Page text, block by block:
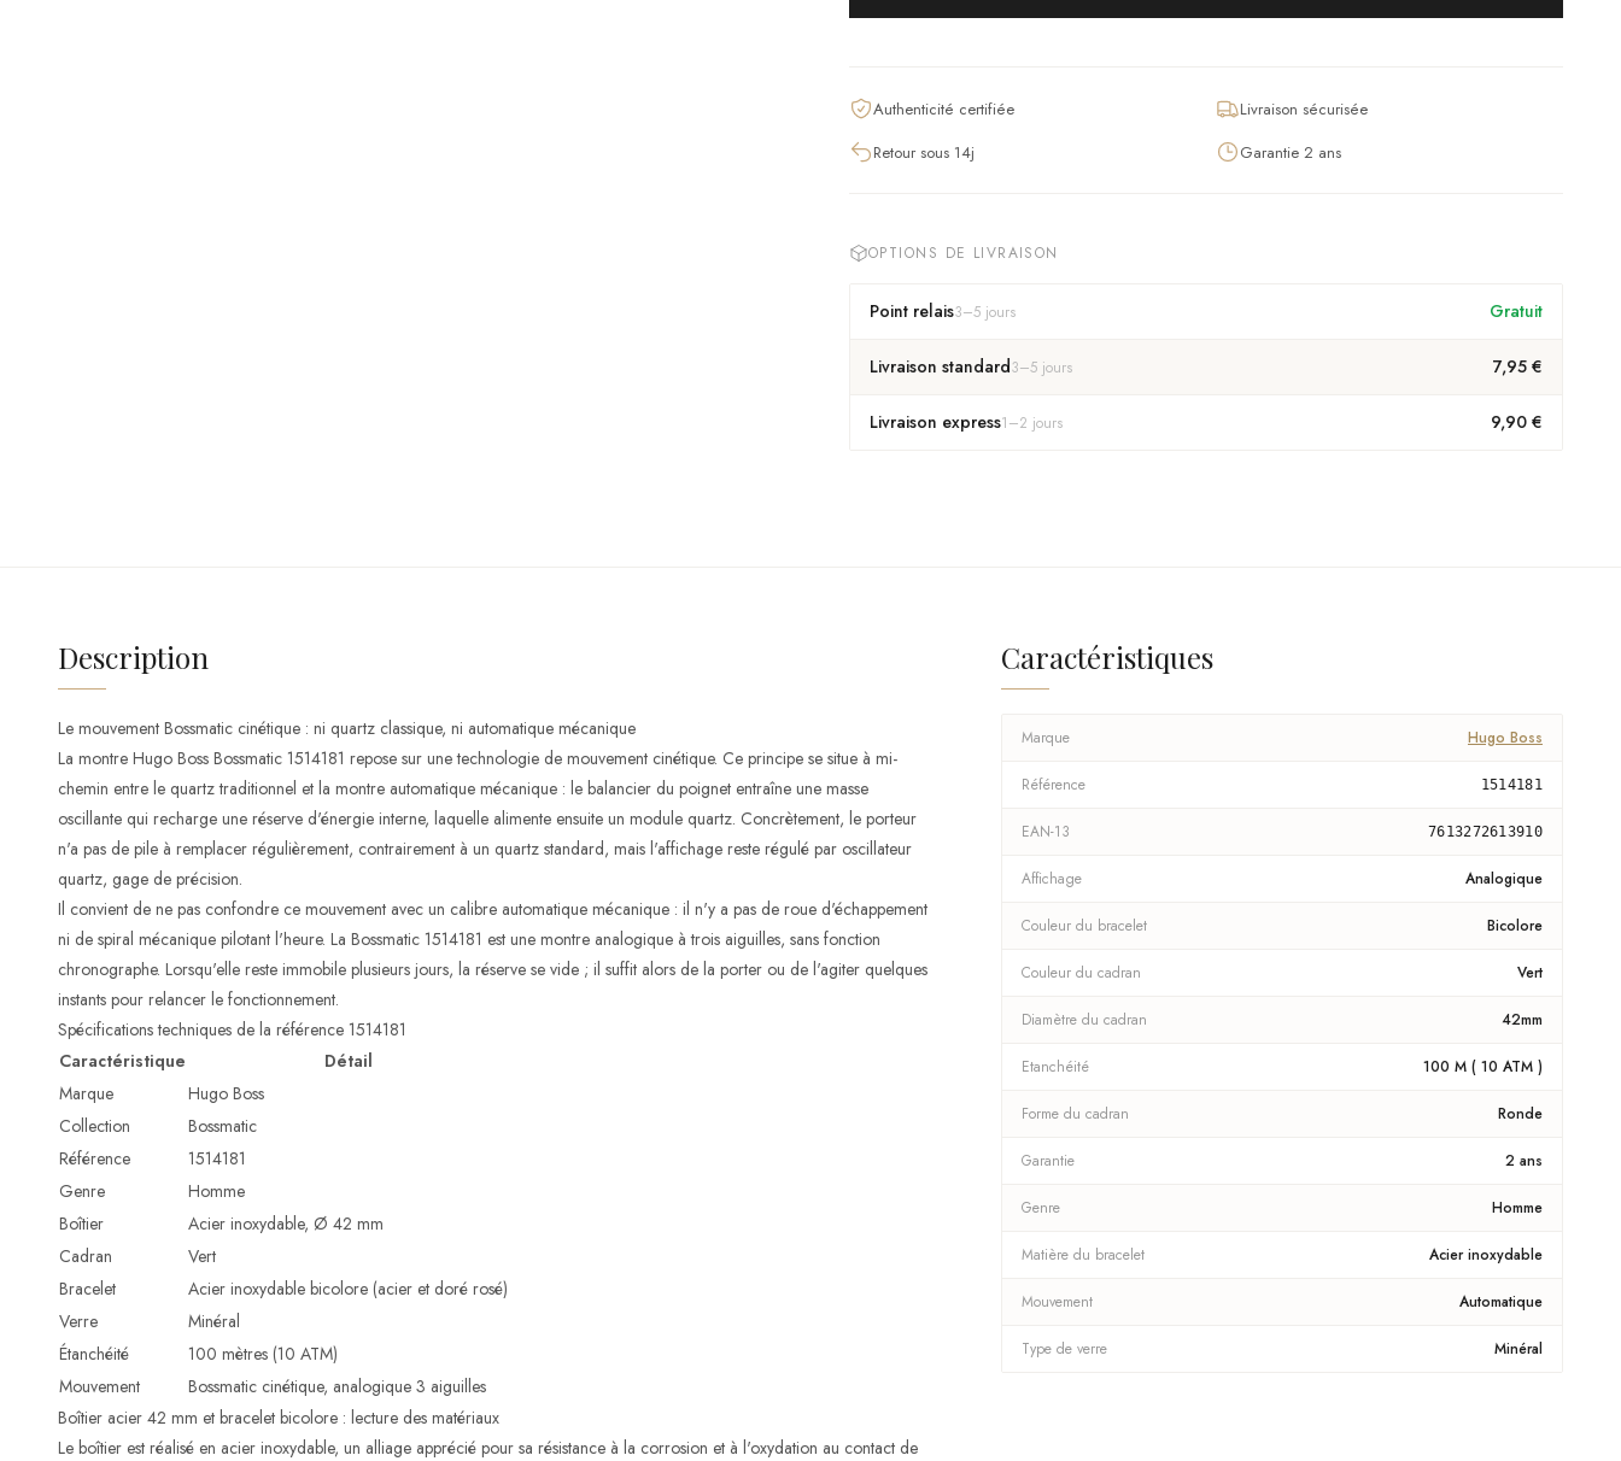
Authenticité certifiée
Livraison sécurisée
Retour sous 14j
Garantie 2 ans
OPTIONS DE LIVRAISON
Point relais3–5 jours Gratuit
Livraison standard3–5 jours 7,95 €
Livraison express1–2 jours 9,90 €
Description
Le mouvement Bossmatic cinétique : ni quartz classique, ni automatique mécanique
La montre Hugo Boss Bossmatic 1514181 repose sur une technologie de mouvement cinétique. Ce principe se situe à mi-
chemin entre le quartz traditionnel et la montre automatique mécanique : le balancier du poignet entraîne une masse
oscillante qui recharge une réserve d'énergie interne, laquelle alimente ensuite un module quartz. Concrètement, le porteur
n'a pas de pile à remplacer régulièrement, contrairement à un quartz standard, mais l'affichage reste régulé par oscillateur
quartz, gage de précision.
Il convient de ne pas confondre ce mouvement avec un calibre automatique mécanique : il n'y a pas de roue d'échappement
ni de spiral mécanique pilotant l'heure. La Bossmatic 1514181 est une montre analogique à trois aiguilles, sans fonction
chronographe. Lorsqu'elle reste immobile plusieurs jours, la réserve se vide ; il suffit alors de la porter ou de l'agiter quelques
instants pour relancer le fonctionnement.
Spécifications techniques de la référence 1514181
Caractéristique
Détail
Marque
Hugo Boss
Collection
Bossmatic
Référence
1514181
Genre
Homme
Boîtier
Acier inoxydable, Ø 42 mm
Cadran
Vert
Bracelet
Acier inoxydable bicolore (acier et doré rosé)
Verre
Minéral
Étanchéité
100 mètres (10 ATM)
Mouvement
Bossmatic cinétique, analogique 3 aiguilles
Boîtier acier 42 mm et bracelet bicolore : lecture des matériaux
Le boîtier est réalisé en acier inoxydable, un alliage apprécié pour sa résistance à la corrosion et à l'oxydation au contact de
Caractéristiques
Marque Hugo Boss
Référence 1514181
EAN-13 7613272613910
Affichage Analogique
Couleur du bracelet Bicolore
Couleur du cadran Vert
Diamètre du cadran 42mm
Etanchéité 100 M ( 10 ATM )
Forme du cadran Ronde
Garantie 2 ans
Genre Homme
Matière du bracelet Acier inoxydable
Mouvement Automatique
Type de verre Minéral